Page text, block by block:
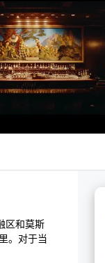
区和莫斯
。对于当